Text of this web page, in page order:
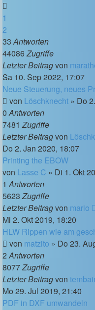
1
2
33Antworten
44086Zugriffe
Letzter Beitragvon
Sa 10. Sep 2022, 17:07
Neue Steuerung, neues
von Löschknecht » Do
0Antworten
7481Zugriffe
Letzter Beitragvon
Do 2. Jan 2020, 18:07
Printing the EBOW
von Lasse C » Di 1. Okt
1Antworten
5623Zugriffe
Letzter Beitragvon mario
Mi 2. Okt 2019, 18:20
HLW Rippen wie am
von matzito » Do 23.
2Antworten
8077Zugriffe
Letzter Beitragvon
Mo 29. Jul 2019, 21:40
PDF in DXF umwandeln